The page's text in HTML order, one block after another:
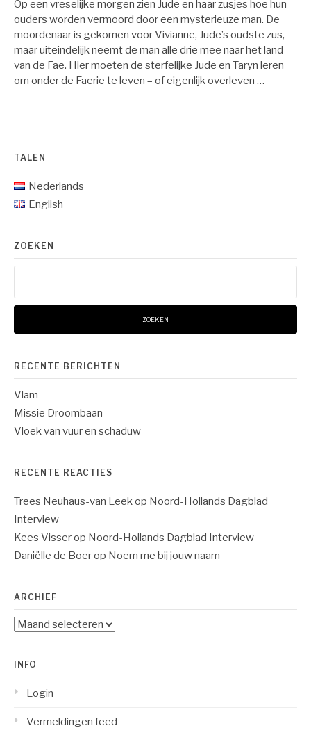
Op een vreselijke morgen zien Jude en haar zusjes hoe hun
ouders worden vermoord door een mysterieuze man. De
moordenaar is gekomen voor Vivianne, Jude’s oudste zus,
maar uiteindelijk neemt de man alle drie mee naar het land
van de Fae. Hier moeten de sterfelijke Jude en Taryn leren
om onder de Faerie te leven – of eigenlijk overleven …
TALEN
Nederlands
English
ZOEKEN
RECENTE BERICHTEN
Vlam
Missie Droombaan
Vloek van vuur en schaduw
RECENTE REACTIES
Trees Neuhaus-van Leekop Noord-Hollands Dagblad
Interview
Kees Visserop Noord-Hollands Dagblad Interview
Daniëlle de Boerop Noem me bij jouw naam
ARCHIEF
Archief
INFO
Login
Vermeldingen feed